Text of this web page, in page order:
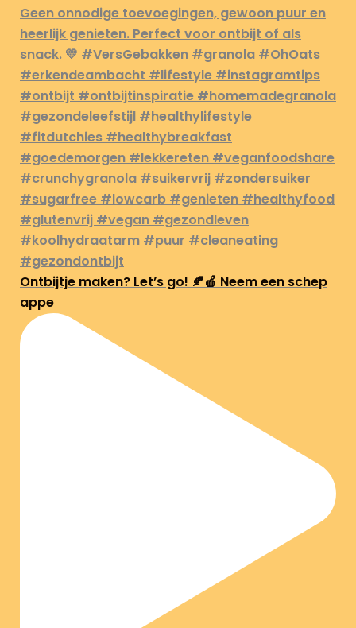
Ontbijtje maken? Let’s go! 🍂🍎 Neem een schep
appe